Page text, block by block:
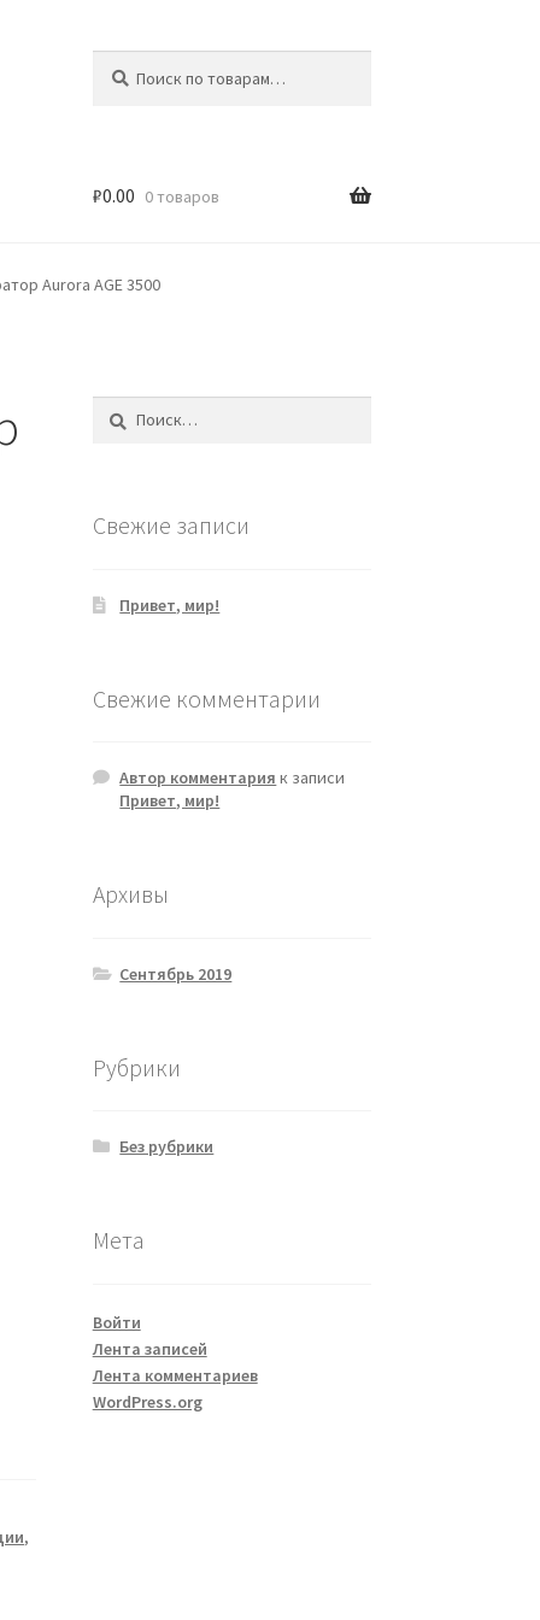
₽0.00 0 товаров
Aurora AGE 3500
,
Найти:
Свежие записи
Привет, мир!
Свежие комментарии
Автор комментария к записи
Привет, мир!
Архивы
Сентябрь 2019
Рубрики
Без рубрики
Мета
Войти
Лента записей
Лента комментариев
WordPress.org